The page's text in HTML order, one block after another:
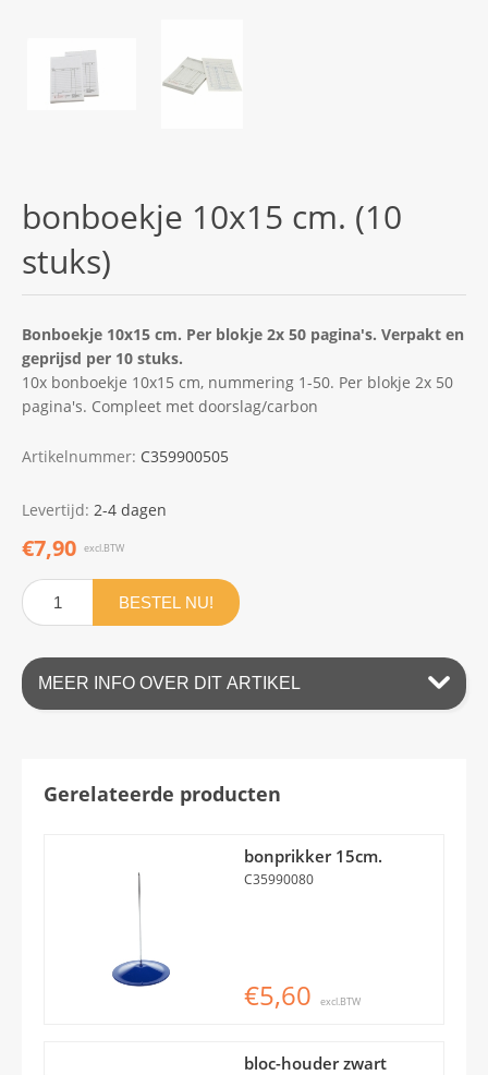
bonboekje 10x15 cm. (10
stuks)
Bonboekje 10x15 cm. Per blokje 2x 50 pagina's. Verpakt en
geprijsd per 10 stuks.
10x bonboekje 10x15 cm, nummering 1-50. Per blokje 2x 50
pagina's. Compleet met doorslag/carbon
Artikelnummer: C359900505
Levertijd: 2-4 dagen
€7,90 excl.BTW
BESTEL NU!
MEER INFO OVER DIT ARTIKEL
Gerelateerde producten
bonprikker 15cm.
C35990080
€5,60 excl.BTW
bloc-houder zwart